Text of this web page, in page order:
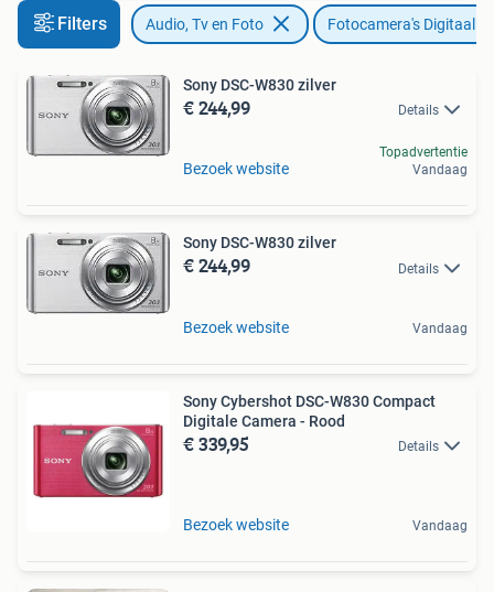
Filters Audio, Tv en Foto Fotocamera's Digitaal
Sony DSC-W830 zilver
€ 244,99 Details
Bezoek website
Topadvertentie
Vandaag
Sony DSC-W830 zilver
€ 244,99 Details
Bezoek website Vandaag
Sony Cybershot DSC-W830 Compact
Digitale Camera - Rood
€ 339,95 Details
Bezoek website Vandaag